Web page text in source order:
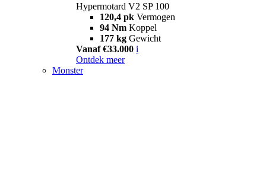
Hypermotard V2 SP 100
120,4 pk Vermogen
94 Nm Koppel
177 kg Gewicht
Vanaf €33.000 i
Ontdek meer
Monster